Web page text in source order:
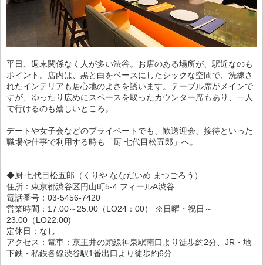
平日、週末関係なく人が多い渋谷。お店のある場所が、駅近なのも
ポイント。店内は、黒と白をベースにしたシックな空間で、洗練さ
れたインテリアも居心地のよさを誘います。テーブル席がメインで
すが、ゆったり広めにスペースを取ったカウンター席もあり、一人
で行けるのも嬉しいところ。
デートや女子会などのプライベートでも、歓送迎会、接待といった
職場や仕事で利用する時も「厨 七代目松五郎」へ。
◆厨 七代目松五郎（くりや ななだいめ まつごろう）
住所：東京都渋谷区円山町5-4 フィールA渋谷
電話番号：03-5456-7420
営業時間：17:00～25:00（LO24：00） ※日曜・祝日～
23:00（LO22:00)
定休日：なし
アクセス：電車：京王井の頭線神泉駅南口より徒歩約2分、JR・地
下鉄・私鉄各線渋谷駅1番出口より徒歩約6分